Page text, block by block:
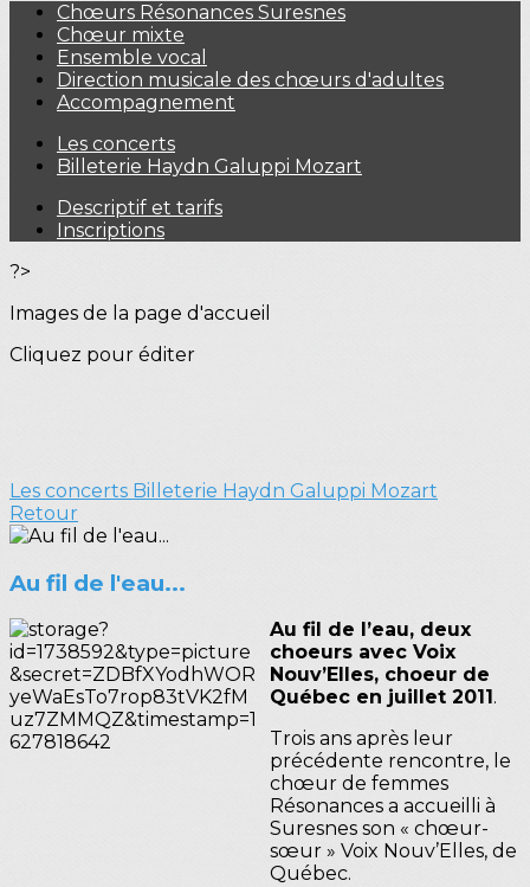
Chœurs Résonances Suresnes
Chœur mixte
Ensemble vocal
Direction musicale des chœurs d'adultes
Accompagnement
Les concerts
Billeterie Haydn Galuppi Mozart
Descriptif et tarifs
Inscriptions
?>
Images de la page d'accueil
Cliquez pour éditer
Les concerts Billeterie Haydn Galuppi Mozart
Retour
Au fil de l'eau...
Au fil de l’eau, deux
choeurs avec Voix
Nouv’Elles, choeur de
Québec en juillet 2011 .
Trois ans après leur
précédente rencontre, le
chœur de femmes
Résonances a accueilli à
Suresnes son « chœur-
sœur » Voix Nouv’Elles, de
Québec.